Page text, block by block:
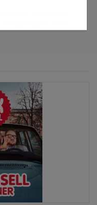
så hyllar Anis